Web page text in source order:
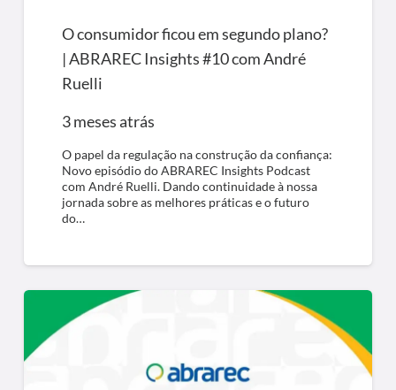
O consumidor ficou em segundo plano?
| ABRAREC Insights #10 com André
Ruelli
3 meses atrás
O papel da regulação na construção da confiança:
Novo episódio do ABRAREC Insights Podcast
com André Ruelli. Dando continuidade à nossa
jornada sobre as melhores práticas e o futuro
do…